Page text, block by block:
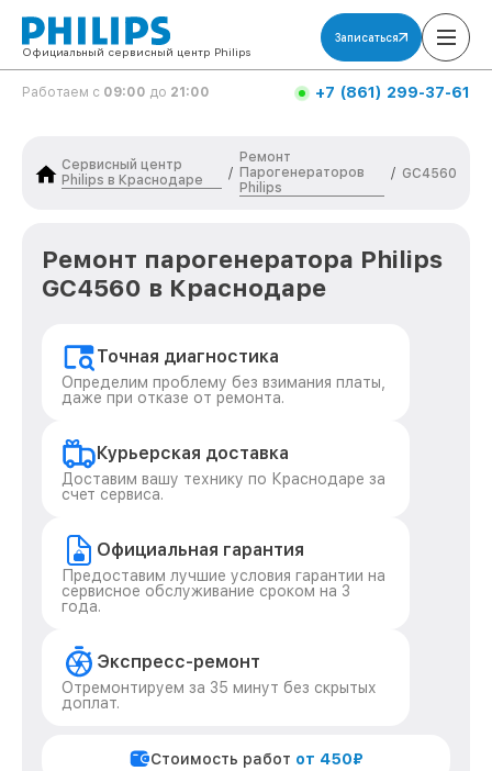
Официальный сервисный центр Philips
Записаться
Работаем с 09:00 до 21:00 +7 (861) 299-37-61
Сервисный центр
Philips в Краснодаре
/
Ремонт
Парогенераторов
Philips
/ GC4560
Ремонт парогенератора Philips
GC4560 в Краснодаре
Точная диагностика
Определим проблему без взимания платы,
даже при отказе от ремонта.
Курьерская доставка
Доставим вашу технику по Краснодаре за
счет сервиса.
Официальная гарантия
Предоставим лучшие условия гарантии на
сервисное обслуживание сроком на 3
года.
Экспресс-ремонт
Отремонтируем за 35 минут без скрытых
доплат.
Стоимость работ от 450₽